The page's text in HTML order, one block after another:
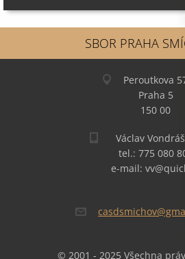
SBOR PRAHA
Peroutkova
Praha 5
150 00
Václav
tel.: 775 080
e-mail:
casdsmic
© 2001 - 2025 Všechna